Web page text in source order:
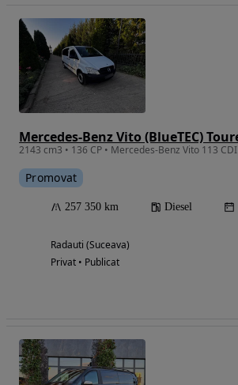
Promovat
257 350 km Diesel
Radauti (Suceava)
Privat • Publicat